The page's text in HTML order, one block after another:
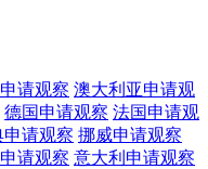
申请观察 澳大利亚申请观
德国申请观察 法国申请观
申请观察 挪威申请观察
申请观察 意大利 申请观察